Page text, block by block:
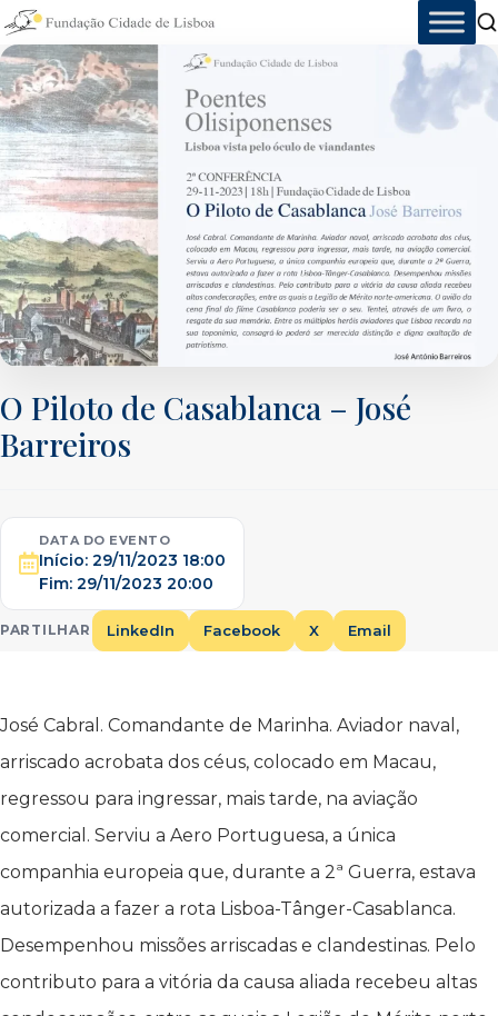
Skip
to
content
O Piloto de Casablanca – José
Barreiros
DATA DO EVENTO
Início: 29/11/2023 18:00
Fim: 29/11/2023 20:00
PARTILHAR LinkedIn Facebook X Email
José Cabral. Comandante de Marinha. Aviador naval,
arriscado acrobata dos céus, colocado em Macau,
regressou para ingressar, mais tarde, na aviação
comercial. Serviu a Aero Portuguesa, a única
companhia europeia que, durante a 2ª Guerra, estava
autorizada a fazer a rota Lisboa-Tânger-Casablanca.
Desempenhou missões arriscadas e clandestinas. Pelo
contributo para a vitória da causa aliada recebeu altas